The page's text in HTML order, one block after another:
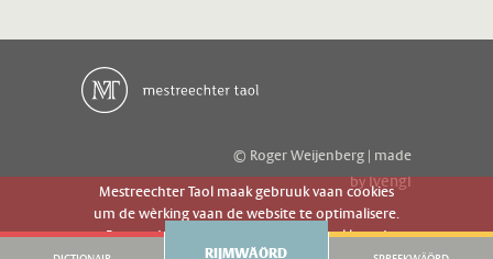
© Roger Weijenberg | made
byivengi
RIJMWÄÖRD
Mestreechter Taol maak gebruuk vaan cookies
um de wèrking vaan de website te optimalisere.
Es geer de website gebruuk gaot g'r akkoord